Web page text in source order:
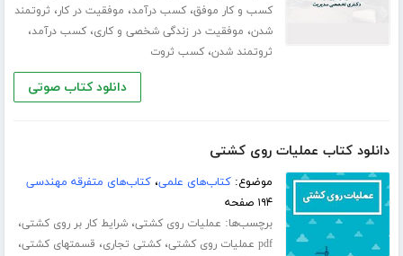
کسب و کار موفق،کسب درآمد، موفقیت در کار، ثروتمند
شدن، موفقیت در زندگی شخصی و کاری،کسب درآمد،
ثروتمند شدن،کسب ثروت
دانلود کتاب صوتی
دانلود کتاب عملیات روی کشتی
موضوع:کتاب‌های علمی،کتاب‌های متفرقه مهندسی
۱۹۴ صفحه
برچسب‌ها: عملیات روی کشتی،شرایط کار بر روی کشتی،
pdf عملیات روی کشتی ،کشتی تجاری، قسمتهای کشتی،